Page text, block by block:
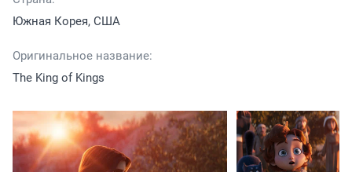
Южная Корея, США
Оригинальное название:
The King of Kings